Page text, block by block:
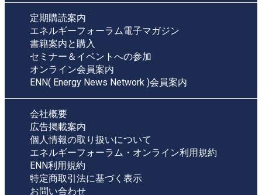
定期購読案内
エネルギーフォーラム電子マガジン
書籍案内と購入
セミナー＆イベントへの参加
オンライン会員案内
ENN( Energy News Network )会員案内
会社概要
広告掲載案内
個人情報の取り扱いについて
エネルギーフォーラム・オンライン利用規約
ENN利用規約
特定商取引法に基づく表示
お問い合わせ